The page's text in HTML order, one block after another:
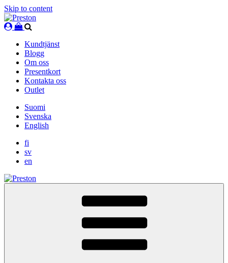
Skip to content
Kundtjänst
Blogg
Om oss
Presentkort
Kontakta oss
Outlet
Suomi
Svenska
English
fi
sv
en